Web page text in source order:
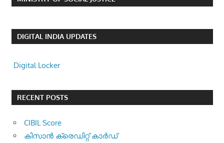
DIGITAL INDIA UPDATES
Digital Locker
RECENT POSTS
CIBIL Score
കിസാന്‍ ക്രെ‍ഡിറ്റ് കാര്‍ഡ്